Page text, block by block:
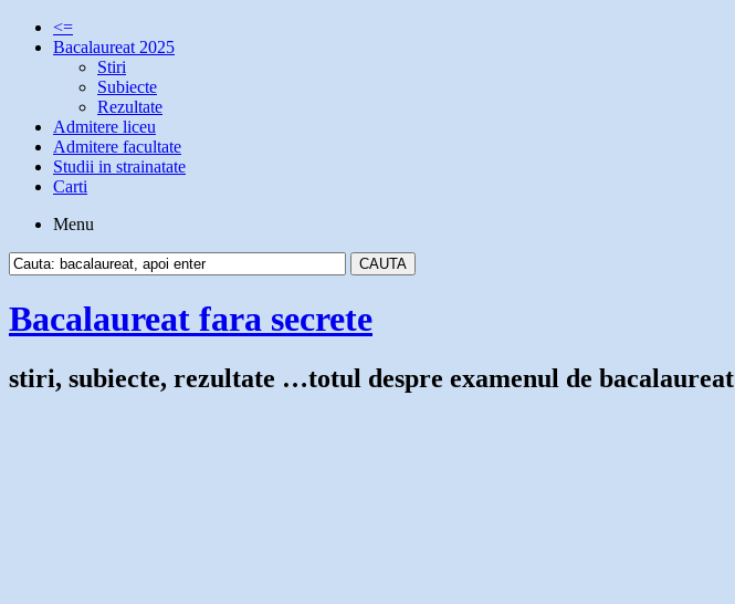
<=
Bacalaureat 2025
Stiri
Subiecte
Rezultate
Admitere liceu
Admitere facultate
Studii in strainatate
Carti
Menu
Bacalaureat fara secrete
stiri, subiecte, rezultate …totul despre examenul de bacalaureat